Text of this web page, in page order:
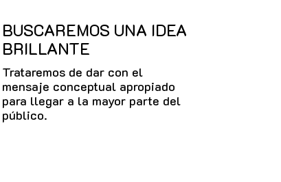
BUSCAREMOS UNA IDEA
BRILLANTE
Trataremos de dar con el
mensaje conceptual apropiado
para llegar a la mayor parte del
público.